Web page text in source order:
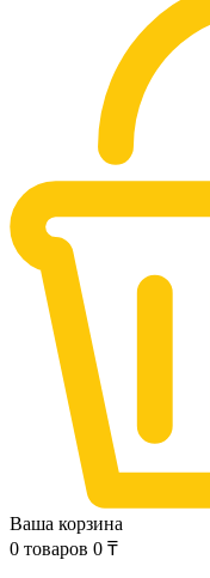
Ваша корзина
0 товаров 0 ₸